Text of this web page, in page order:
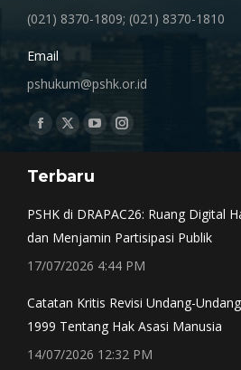
(021) 8370-1809; (021) 8370-1810
Email
pshukum@pshk.or.id
Find us on:
Facebook
opens
window
X
opens
window
YouTube
opens
Instagram
window
Terbaru
PSHK di DRAPAC26: Ruang Digital
dan Menjamin Partisipasi Publik
17/07/2026 4:44 PM
Catatan Kritis Revisi Undang-
1999 Tentang Hak Asasi Manusia
14/07/2026 12:32 PM